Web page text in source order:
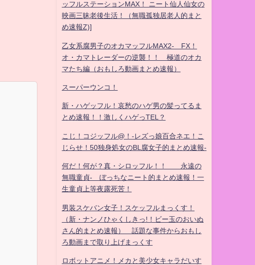
ッフルステーションMAX！ ニート仙人仙女の
映画三昧老後生活！（無職孤独居老人的まと
め速報Z)]
乙女系腐男子のオカマッフルMAX2- FX！
オ・カマトレーダーの逆襲！！ 極道のオカ
マたち編（おもしろ動画まとめ速報）
スーパーウンコ！
新・ハゲッフル！哀愁のハゲ男の髪ってるま
とめ速報！！激しくハゲっTEL？
こじ！コジッフル@！-レズっ娘百合ネエ！こ
じらせ！50独身処女のBL腐女子的まとめ速報-
何だ！何が？真・シロッフル！！ 永遠の
無職童貞- ぼっちなニート的まとめ速報！一
生童貞上等夜露死苦！
男装スケバン女子！スケッフルまっくす！
（新・ナンノひゃくしきっ!！ビー玉のおいぬ
さん的まとめ速報） 話題な事件からおもし
ろ動画まで取り上げまっくす
ロボットアニメ！メカと美少女キャラだいす